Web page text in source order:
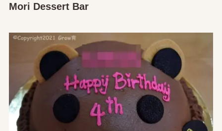
Mori Dessert Bar